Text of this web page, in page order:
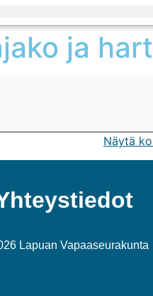
ja
Näytä
Lapuan Vapaaseurakunta